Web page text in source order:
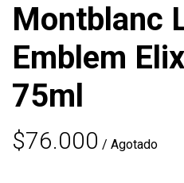
Montblanc
Emblem
75ml
$76.000 / Agotado